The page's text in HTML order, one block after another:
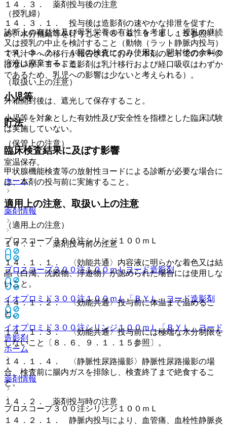
１４．３． 薬剤投与後の注意
１４．３．１． 投与後は造影剤の速やかな排泄を促すた
め、水分補給等を行うこと〔８．６、９．１．１５参照〕。
１４．３．２． １回の検査にのみ使用し、開封後の余剰の
溶液は廃棄すること。
（取扱い上の注意）
外箱開封後は、遮光して保存すること。
貯法
（保管上の注意）
室温保存。
ホーム
薬剤情報
プロスコープ３００注シリンジ１００ｍＬ
プロスコープ３００注１００ｍＬヨード造影剤
イオプロミド３００注１００ｍＬ「ＢＹＬ」 ヨード造影剤
イオプロミド３００注シリンジ１００ｍＬ「ＢＹＬ」 ヨード
造影剤
ホーム
薬剤情報
プロスコープ３００注シリンジ１００ｍＬ
（授乳婦）
診断上の有益性及び母乳栄養の有益性を考慮し、授乳の継続
又は授乳の中止を検討すること（動物（ラット静脈内投与）
で乳汁中への移行が報告されており、本剤のヒトでのデータ
はないが、ヨード造影剤は乳汁移行および経口吸収はわずか
であるため、乳児への影響は少ないと考えられる）。
小児等
小児等を対象とした有効性及び安全性を指標とした臨床試験
は実施していない。
臨床検査結果に及ぼす影響
甲状腺機能検査等の放射性ヨードによる診断が必要な場合に
は、本剤の投与前に実施すること。
適用上の注意、取扱い上の注意
（適用上の注意）
１４．１． 薬剤投与前の注意
１４．１．１． 〈効能共通〉内容液に明らかな着色又は結
晶（白濁、沈殿物、浮遊物）が認められた場合には使用しな
いこと。
１４．１．２． 〈効能共通〉投与前に体温まで温めるこ
と。
１４．１．３． 〈効能共通〉投与前には極端な水分制限を
しないこと〔８．６、９．１．１５参照〕。
１４．１．４． 〈静脈性尿路撮影〉静脈性尿路撮影の場
合、検査前に腸内ガスを排除し、検査終了まで絶食するこ
と。
１４．２． 薬剤投与時の注意
１４．２．１． 静脈内投与により、血管痛、血栓性静脈炎